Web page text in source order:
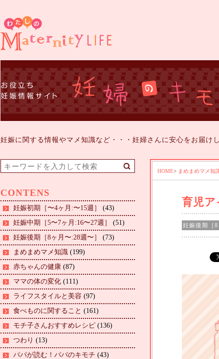
妊娠に関する情報やマメ知識など・・・妊婦さんに安心をお届け
CONTENS
妊娠初期［〜4ヶ月:〜15週］
(43)
妊娠中期［5〜7ヶ月:16〜27週］
(51)
妊娠後期［8ヶ月〜:28週〜］
(73)
まめまめマメ知識 (199)
赤ちゃんの健康 (87)
ママの体の変化 (111)
ライフスタイルと美容 (97)
食べものに関すること (161)
モチ子さんおすすめレシピ (136)
つわり (13)
パパが読む！パパのキモチ (43)
HOME> まめまめマメ知
育児
妊娠後期［